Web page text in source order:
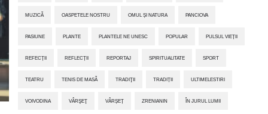
MUZICĂ OASPETELE NOSTRU OMUL ȘI NATURA PANCIOVA
PASIUNE PLANTE PLANTELE NE UNESC POPULAR PULSUL VIEȚII
REFECȚII REFLECȚII REPORTAJ SPIRITUALITATE SPORT
TEATRU TENIS DE MASĂ TRADIŢII TRADIȚII ULTIMELESTIRI
VOIVODINA VÂRŞEŢ VÂRȘEȚ ZRENIANIN ÎN JURUL LUMII